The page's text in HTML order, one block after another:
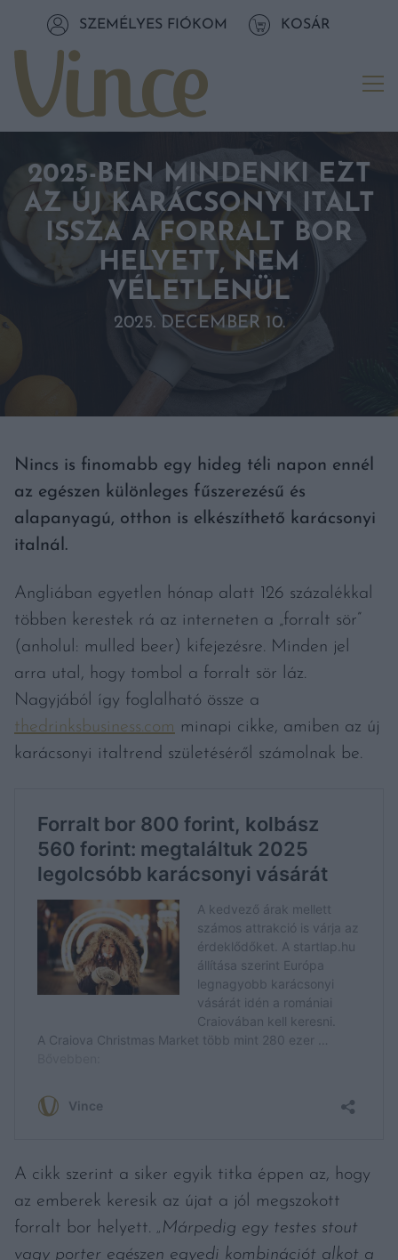
Tovább a tartalomhozSZEMÉLYES FIÓKOM KOSÁR
2025-BEN MINDENKI EZT
AZ ÚJ KARÁCSONYI ITALT
ISSZA A FORRALT BOR
HELYETT, NEM
VÉLETLENÜL
2025. DECEMBER 10.
Nincs is finomabb egy hideg téli napon ennél
az egészen különleges fűszerezésű és
alapanyagú, otthon is elkészíthető karácsonyi
italnál.
Angliában egyetlen hónap alatt 126 százalékkal
többen kerestek rá az interneten a „forralt sör”
(anholul: mulled beer) kifejezésre. Minden jel
arra utal, hogy tombol a forralt sör láz.
Nagyjából így foglalható össze a
thedrinksbusiness.com minapi cikke, amiben az új
karácsonyi italtrend születéséről számolnak be.
A cikk szerint a siker egyik titka éppen az, hogy
az emberek keresik az újat a jól megszokott
forralt bor helyett. „Márpedig egy testes stout
vagy porter egészen egyedi kombinációt alkot a